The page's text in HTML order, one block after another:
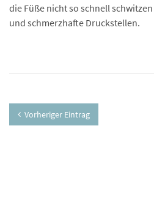
die Füße nicht so schnell
und schmerzhafte Druckstellen.
Vorheriger Eintrag